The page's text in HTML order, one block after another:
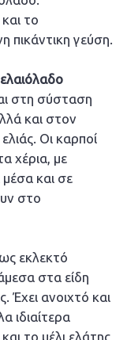
το
πικάντικη γεύση.
στη σύσταση
και στον
Οι καρποί
χέρια, με
και σε
στο
εκλεκτό
στα είδη
Έχει ανοιχτό και
ιδιαίτερα
το μέλι ελάτης